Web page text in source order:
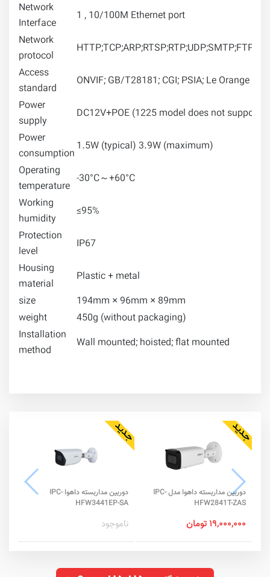
Network
Interface
1 , 10/100M Ethernet port
Network
protocol
Access
standard
ONVIF; GB/T28181; CGI; PSIA; Le Orange
Power
supply
DC12V+POE (1225 model does not support
Power
consumption
1.5W (typical) 3.9W (maximum)
Operating
temperature
-30°C～+60°C
Working
humidity
≤95%
Protection
level
IP67
Housing
material
Plastic + metal
size
194mm × 96mm × 89mm
weight
450g (without packaging)
Installation
method
Wall mounted; hoisted; flat mounted
دوربین مداربسته داهوا مدل IPC-
HFW2841T-ZAS
۱۹,۰۰۰,۰۰۰ تومان
دوربین مداربسته داهوا IPC-
HFW3441EP-SA
ناموجود